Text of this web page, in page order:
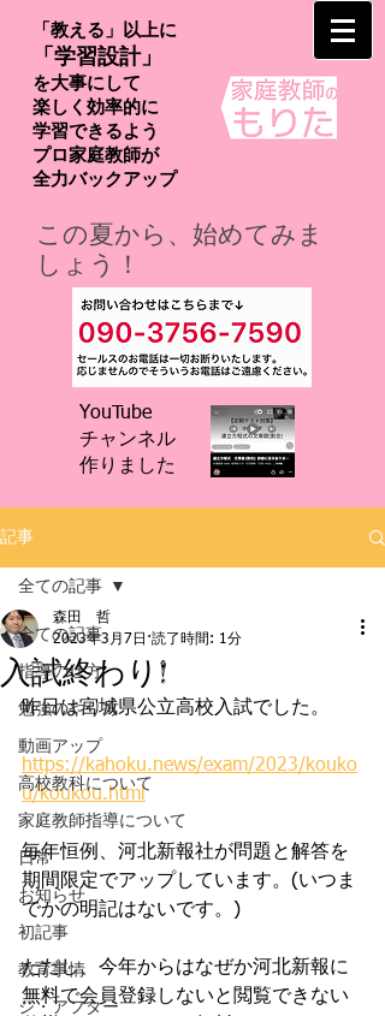
「教える」以上に
「学習設計」
を大事にして
楽しく効率的に
学習できるよう
プロ家庭教師が
​全力バックアップ
この夏から、始めてみま
しょう！
YouTube
チャンネル
​作りました
記事
全ての記事
指導の仕方
勉強のやり方
動画アップ
高校教科について
家庭教師指導について
日常
お知らせ
初記事
教育事情
ジ・アフター
全ての記事
入試終わり!
森田 哲
2023年3月7日 読了時間: 1分
昨日は宮城県公立高校入試でした。
https://kahoku.news/exam/2023/kouko
u/koukou.html
毎年恒例、河北新報社が問題と解答を
期間限定でアップしています。(いつま
でかの明記はないです。)
ただし、今年からはなぜか河北新報に
無料で会員登録しないと閲覧できない